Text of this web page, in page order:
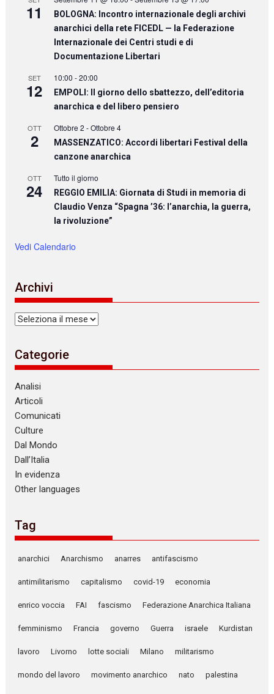
11
BOLOGNA: Incontro internazionale degli archivi
anarchici della rete FICEDL — la Federazione
Internazionale dei Centri studi e di
Documentazione Libertari
SET
12
10:00 -20:00
EMPOLI: Il giorno dello sbattezzo, dell’editoria
anarchica e del libero pensiero
OTT
2
Ottobre 2 -Ottobre 4
MASSENZATICO: Accordi libertari Festival della
canzone anarchica
OTT
24
Tutto il giorno
REGGIO EMILIA: Giornata di Studi in memoria di
Claudio Venza “Spagna ’36: l’anarchia, la guerra,
la rivoluzione”
Vedi Calendario
Archivi
Archivi
Categorie
Analisi
Articoli
Comunicati
Culture
Dal Mondo
Dall’Italia
In evidenza
Other languages
Tag
anarchici Anarchismo anarres antifascismo
antimilitarismo capitalismo covid-19 economia
enrico voccia FAI fascismo Federazione Anarchica Italiana
femminismo Francia governo Guerra israele Kurdistan
lavoro Livorno lotte sociali Milano militarismo
mondo del lavoro movimento anarchico nato palestina